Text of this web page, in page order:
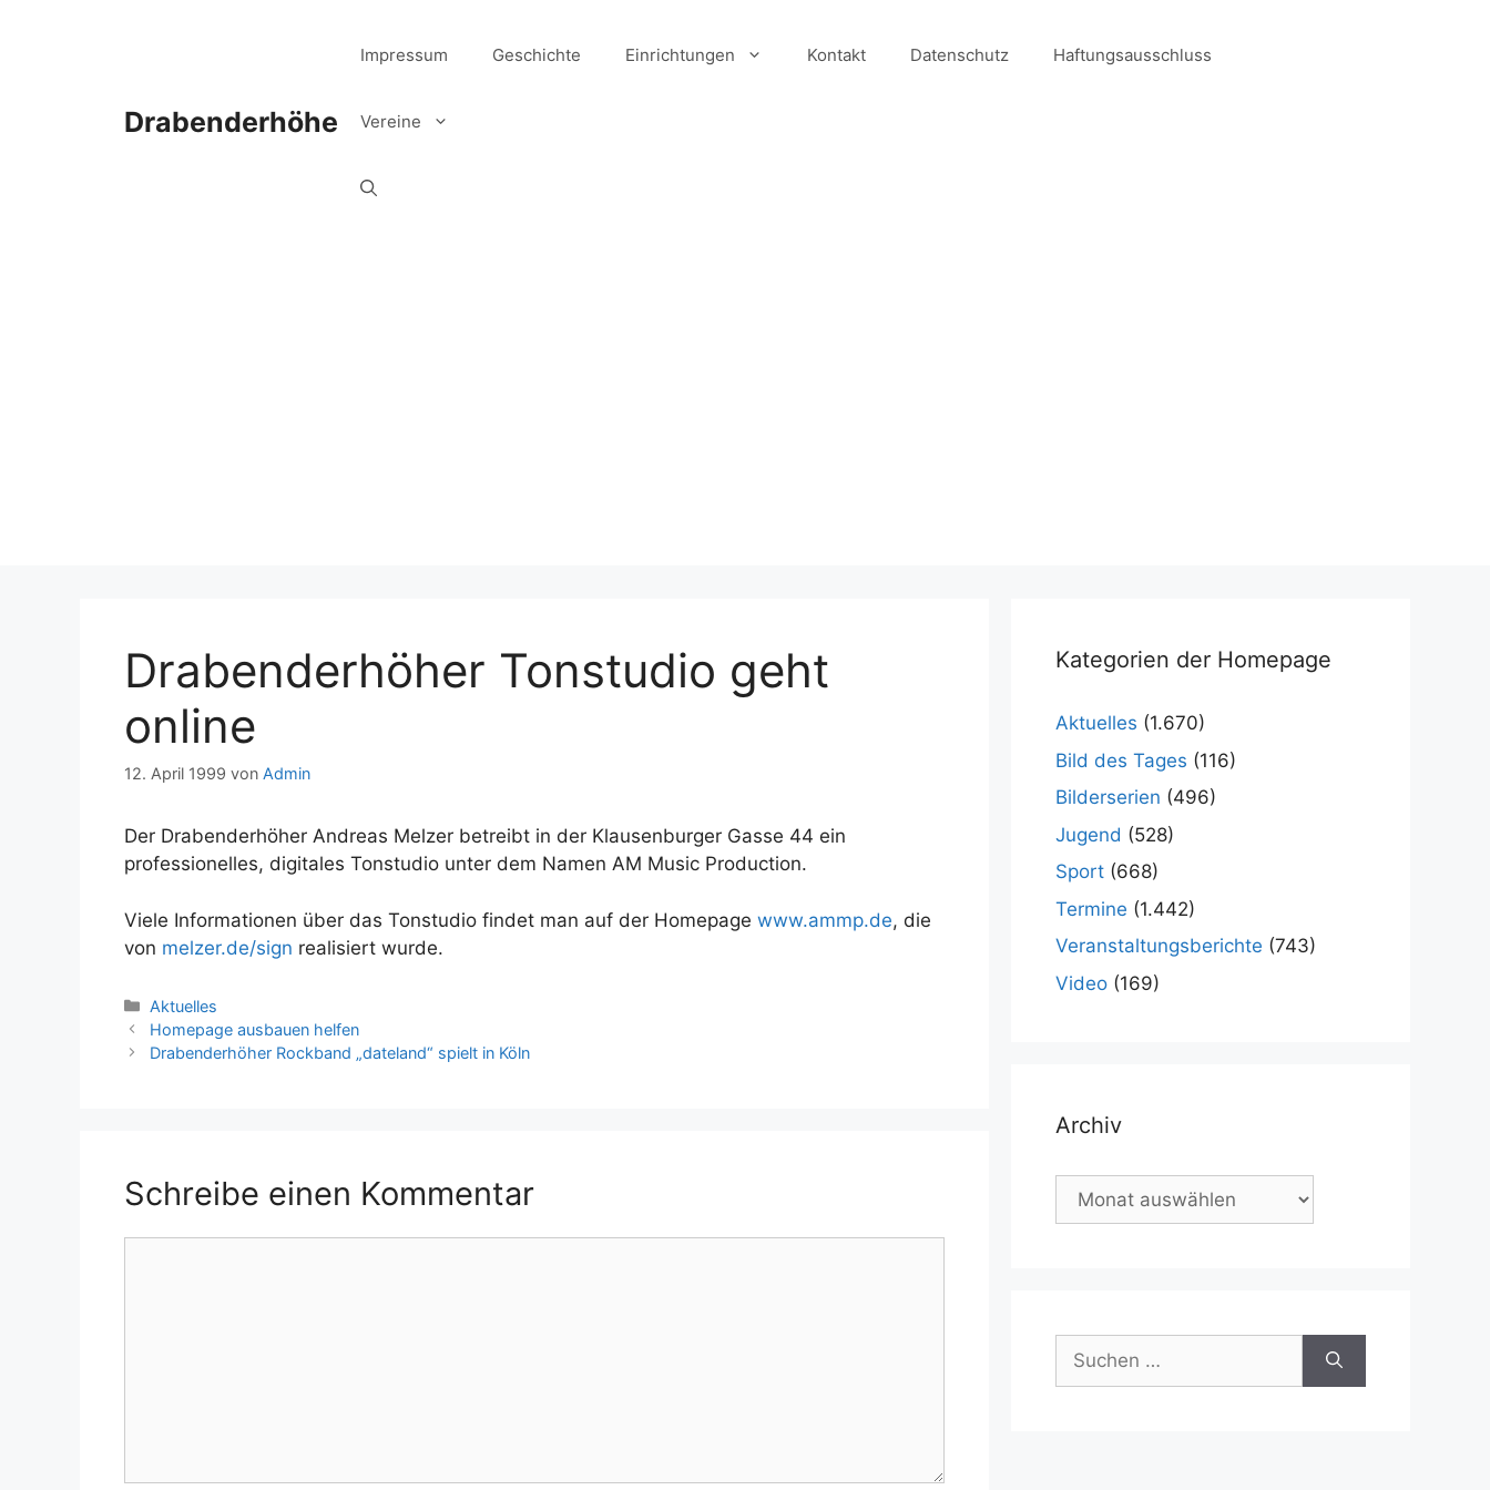
Drabenderhöhe
Impressum Geschichte Einrichtungen Kontakt Datenschutz Haftungsausschluss
Vereine
Drabenderhöher Tonstudio geht
online
12. April 1999 von Admin
Der Drabenderhöher Andreas Melzer betreibt in der Klausenburger Gasse 44 ein
professionelles, digitales Tonstudio unter dem Namen AM Music Production.
Viele Informationen über das Tonstudio findet man auf der Homepage www.ammp.de, die
von melzer.de/sign realisiert wurde.
Kategorien
Aktuelles
Homepage ausbauen helfen
Drabenderhöher Rockband „dateland“ spielt in Köln
Schreibe einen Kommentar
Kategorien der Homepage
Aktuelles (1.670)
Bild des Tages (116)
Bilderserien (496)
Jugend (528)
Sport (668)
Termine (1.442)
Veranstaltungsberichte (743)
Video (169)
Archiv
Archiv
nach: